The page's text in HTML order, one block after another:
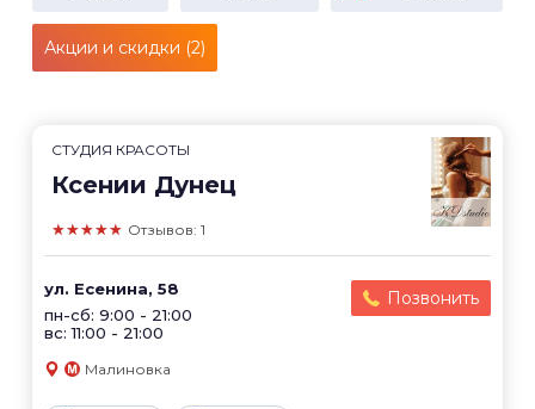
Акции и скидки (2)
СТУДИЯ КРАСОТЫ
Ксении Дунец
★★★★★ Отзывов: 1
ул. Есенина, 58
пн-сб: 9:00 - 21:00
вс: 11:00 - 21:00
Позвонить
Малиновка